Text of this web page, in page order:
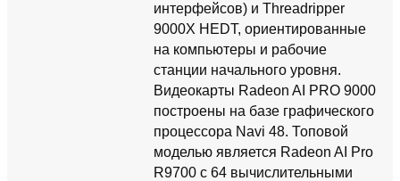
интерфейсов) и Threadripper
9000X HEDT, ориентированные
на компьютеры и рабочие
станции начального уровня.
Видеокарты Radeon AI PRO 9000
построены на базе графического
процессора Navi 48. Топовой
моделью является Radeon AI Pro
R9700 с 64 вычислительными